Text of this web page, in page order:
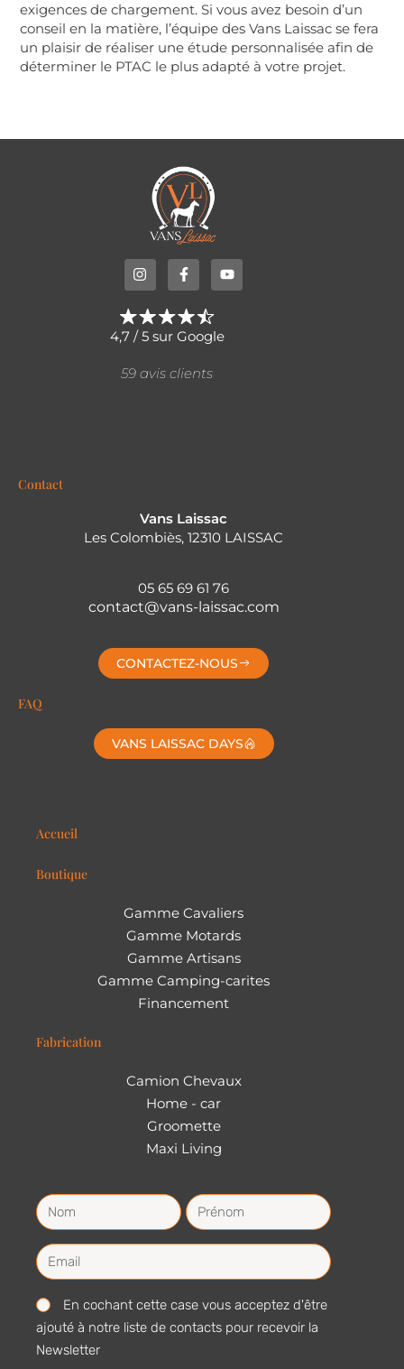
exigences de chargement. Si vous avez besoin d’un
conseil en la matière, l’équipe des Vans Laissac se fera
un plaisir de réaliser une étude personnalisée afin de
déterminer le PTAC le plus adapté à votre projet.
4,7 / 5 sur Google
59 avis clients
Contact
Vans Laissac
Les Colombiès, 12310 LAISSAC
05 65 69 61 76
contact@vans-laissac.com
CONTACTEZ-NOUS
FAQ
VANS LAISSAC DAYS
Accueil
Boutique
Gamme Cavaliers
Gamme Motards
Gamme Artisans
Gamme Camping-carites
Financement
Fabrication
Camion Chevaux
Home - car
Groomette
Maxi Living
En cochant cette case vous acceptez d'être
ajouté à notre liste de contacts pour recevoir la
Newsletter